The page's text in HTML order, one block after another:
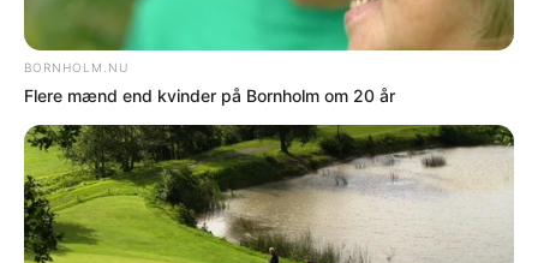
Nyere nyhed
FORKERTE FAKTA? Bornholm.nu skal ikke
offentliggøre faktuelle fejl. Hvis der er noget
i denne artikel, du føler er forkert, skal du